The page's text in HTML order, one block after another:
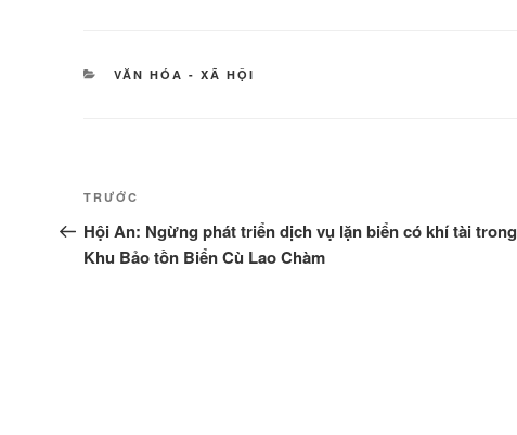
DANH
VĂN HÓA - XÃ HỘI
Điều
hướng
bài
Bài
cũ
hơn
TRƯỚC
Hội An: Ngừng phát triển dịch vụ lặn biển có khí tài trong
Khu Bảo tồn Biển Cù Lao Chàm